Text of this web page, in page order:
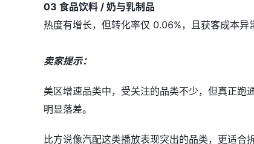
03 食品饮料 / 奶与乳制品
热度有增长，但转化率仅 0.06%，且获客成本异
卖家提示：
美区增速品类中，受关注的品类不少，但真正跑
明显落差。
比方说像汽配这类播放表现突出的品类，更适合